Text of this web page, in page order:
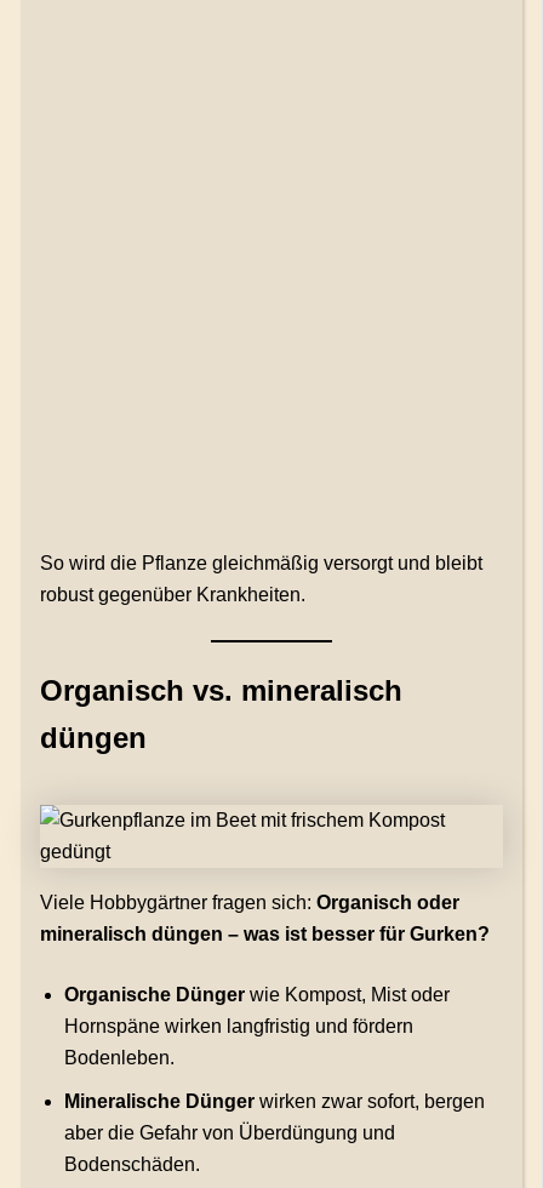
So wird die Pflanze gleichmäßig versorgt und bleibt
robust gegenüber Krankheiten.
Organisch vs. mineralisch
düngen
Viele Hobbygärtner fragen sich: Organisch oder
mineralisch düngen – was ist besser für Gurken?
Organische Düngerwie Kompost, Mist oder
Hornspäne wirken langfristig und fördern
Bodenleben.
Mineralische Düngerwirken zwar sofort, bergen
aber die Gefahr von Überdüngung und
Bodenschäden.